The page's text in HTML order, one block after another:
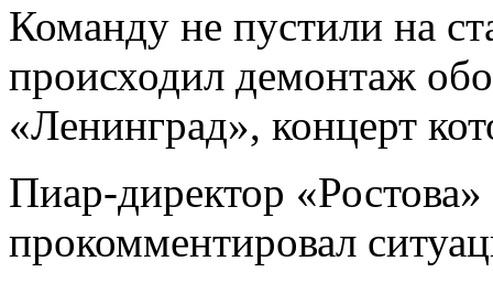
Команду не пустили на
происходил демонтаж
«Ленинград», концерт
Пиар-директор «Ростова»
прокомментировал